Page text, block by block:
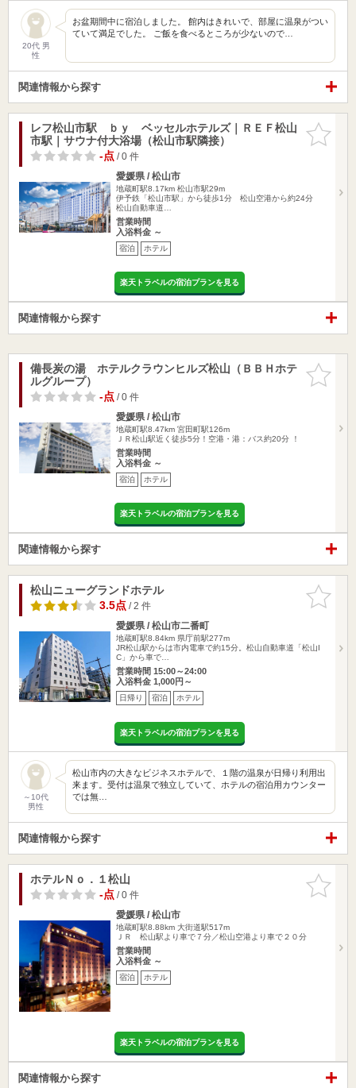
20代 男
性
お盆期間中に宿泊しました。 館内はきれいで、部屋に温泉がつい
ていて満足でした。 ご飯を食べるところが少ないので…
関連情報から探す
お気に入
りに追加
レフ松山市駅 ｂｙ ベッセルホテルズ｜ＲＥＦ松山
市駅｜サウナ付大浴場（松山市駅隣接）
-点/ 0 件
愛媛県 / 松山市
地蔵町駅8.17km 松山市駅29m
伊予鉄「松山市駅」から徒歩1分 松山空港から約24分
松山自動車道…
営業時間
入浴料金 ～
宿泊 ホテル
楽天トラベルの宿泊プランを見る
関連情報から探す
お気に入
りに追加
備長炭の湯 ホテルクラウンヒルズ松山（ＢＢＨホテ
ルグループ）
-点/ 0 件
愛媛県 / 松山市
地蔵町駅8.47km 宮田町駅126m
ＪＲ松山駅近く徒歩5分！空港・港：バス約20分 ！
営業時間
入浴料金 ～
宿泊 ホテル
楽天トラベルの宿泊プランを見る
関連情報から探す
お気に入
りに追加
松山ニューグランドホテル
3.5点/ 2 件
愛媛県 / 松山市二番町
地蔵町駅8.84km 県庁前駅277m
JR松山駅からは市内電車で約15分。松山自動車道「松山I
C」から車で…
営業時間 15:00～24:00
入浴料金 1,000円～
日帰り 宿泊 ホテル
楽天トラベルの宿泊プランを見る
～10代
男性
松山市内の大きなビジネスホテルで、１階の温泉が日帰り利用出
来ます。受付は温泉で独立していて、ホテルの宿泊用カウンター
では無…
関連情報から探す
お気に入
りに追加
ホテルＮｏ．１松山
-点/ 0 件
愛媛県 / 松山市
地蔵町駅8.88km 大街道駅517m
ＪＲ 松山駅より車で７分／松山空港より車で２０分
営業時間
入浴料金 ～
宿泊 ホテル
楽天トラベルの宿泊プランを見る
関連情報から探す